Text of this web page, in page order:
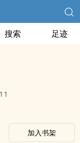
搜索 足迹
加入书架